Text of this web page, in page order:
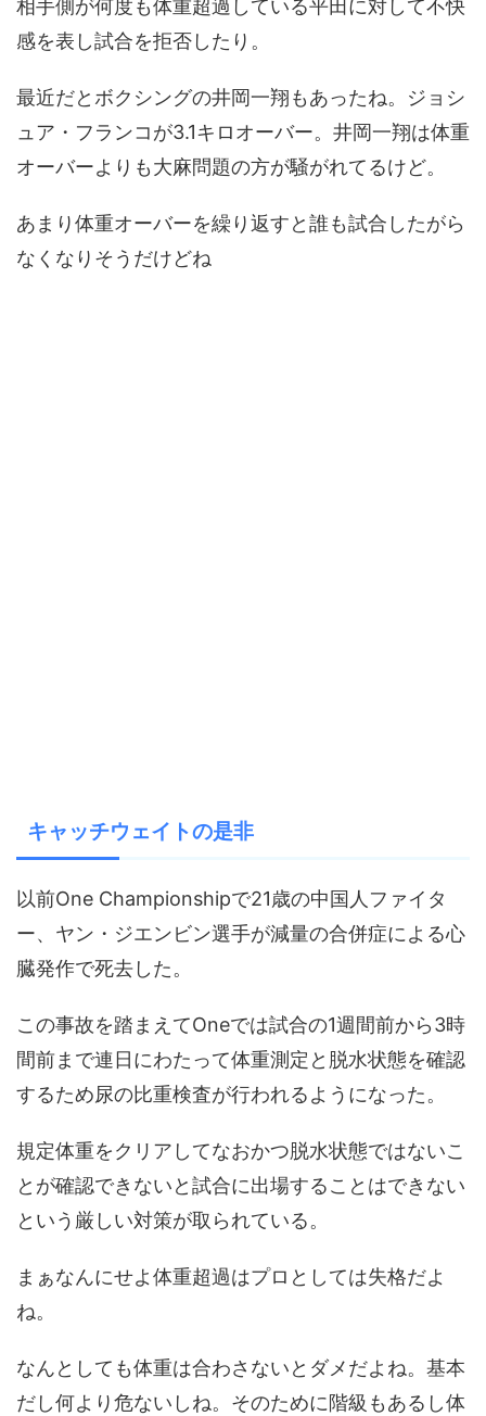
相手側が何度も体重超過している平田に対して不快
感を表し試合を拒否したり。
最近だとボクシングの井岡一翔もあったね。ジョシ
ュア・フランコが3.1キロオーバー。井岡一翔は体重
オーバーよりも大麻問題の方が騒がれてるけど。
あまり体重オーバーを繰り返すと誰も試合したがら
なくなりそうだけどね
キャッチウェイトの是非
以前One Championshipで21歳の中国人ファイタ
ー、ヤン・ジエンビン選手が減量の合併症による心
臓発作で死去した。
この事故を踏まえてOneでは試合の1週間前から3時
間前まで連日にわたって体重測定と脱水状態を確認
するため尿の比重検査が行われるようになった。
規定体重をクリアしてなおかつ脱水状態ではないこ
とが確認できないと試合に出場することはできない
という厳しい対策が取られている。
まぁなんにせよ体重超過はプロとしては失格だよ
ね。
なんとしても体重は合わさないとダメだよね。基本
だし何より危ないしね。そのために階級もあるし体